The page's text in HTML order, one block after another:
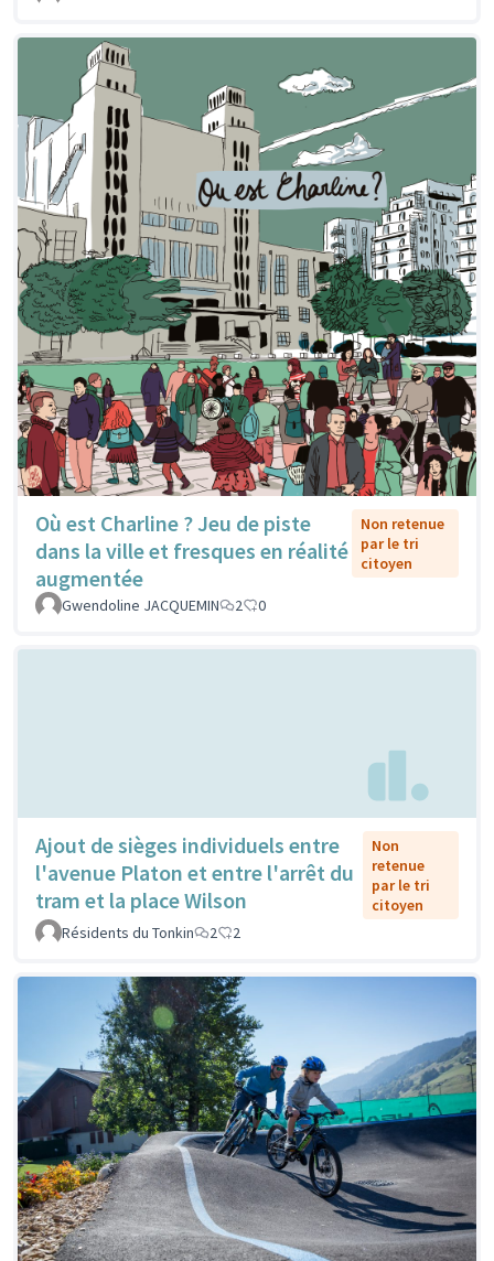
Où est Charline ? Jeu de piste
dans la ville et fresques en réalité
augmentée
Non retenue
par le tri
citoyen
Gwendoline JACQUEMIN 2 0
Ajout de sièges individuels entre
l'avenue Platon et entre l'arrêt du
tram et la place Wilson
Non
retenue
par le tri
citoyen
Résidents du Tonkin
2 2